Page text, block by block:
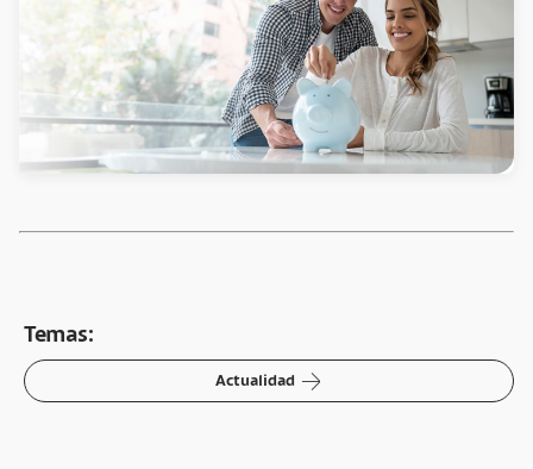
Temas:
Actualidad arrow-right